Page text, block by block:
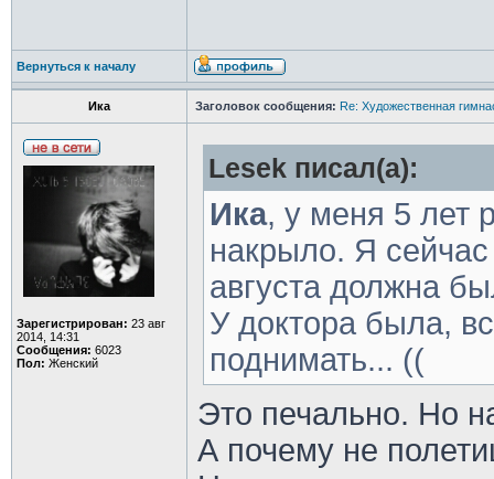
Вернуться к началу
Ика Заголовок сообщения: Re: Художественная
Зарегистрирован: 23 авг
2014, 14:31
Сообщения: 6023
Пол: Женский
Lesek писал(а):
Ика, у меня 5 лет
накрыло. Я
августа должна
У доктора была,
поднимать... ((
Это печально. Но
А почему не